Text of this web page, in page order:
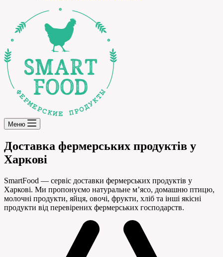
Меню
Доставка фермерських продуктів у
Харкові
SmartFood — сервіс доставки фермерських продуктів у
Харкові. Ми пропонуємо натуральне м’ясо, домашню птицю,
молочні продукти, яйця, овочі, фрукти, хліб та інші якісні
продукти від перевірених фермерських господарств.